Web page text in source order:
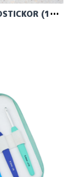
MINDFUL GRATITUDE - SET MED ÄNDSTICKOR (12 PAR, 13 CM) OCH TILLBEHÖR